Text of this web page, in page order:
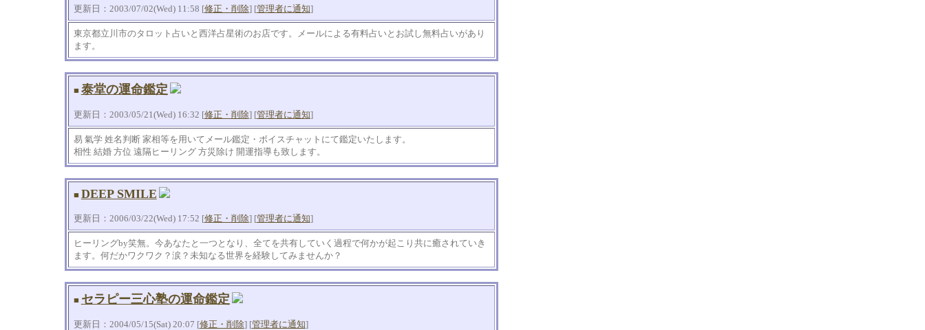
更新日：2003/07/02(Wed) 11:58 [修正・削除] [管理者に通知]
東京都立川市のタロット占いと西洋占星術のお店です。メールによる有料占いとお試し無料占いがあり
ます。
■ 泰堂の運命鑑定
更新日：2003/05/21(Wed) 16:32 [修正・削除] [管理者に通知]
易 氣学 姓名判断 家相等を用いてメール鑑定・ボイスチャットにて鑑定いたします。
相性 結婚 方位 遠隔ヒーリング 方災除け 開運指導も致します。
■ DEEP SMILE
更新日：2006/03/22(Wed) 17:52 [修正・削除] [管理者に通知]
ヒーリングby笑無。今あなたと一つとなり、全てを共有していく過程で何かが起こり共に癒されていき
ます。何だかワクワク？涙？未知なる世界を経験してみませんか？
■ セラピー三心塾の運命鑑定
更新日：2004/05/15(Sat) 20:07 [修正・削除] [管理者に通知]